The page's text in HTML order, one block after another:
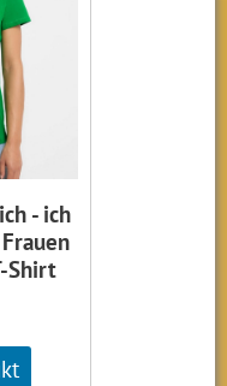
- ich
Shirt